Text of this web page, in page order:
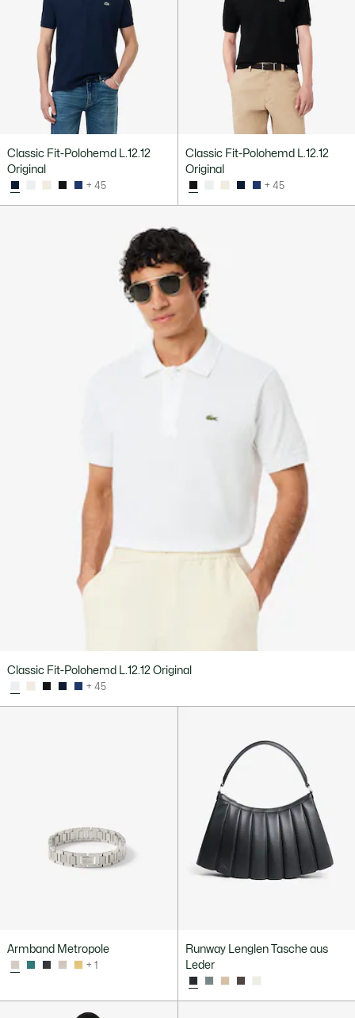
Classic Fit-Polohemd L.12.12
Original
+ 45
Classic Fit-Polohemd L.12.12
Original
+ 45
Classic Fit-Polohemd L.12.12 Original
+ 45
Armband Metropole
+ 1
Runway Lenglen Tasche aus
Leder